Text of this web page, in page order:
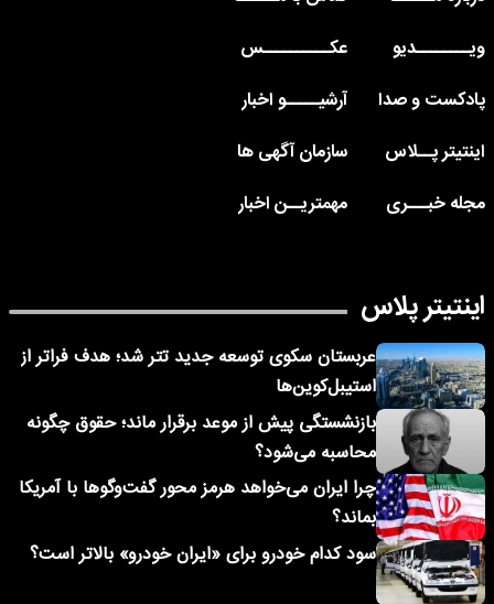
ویــــــــدیو
عکــــــــــس
پادکست و صدا
آرشیـــــو اخبار
اینتیتر پــلاس
سازمان آگهی ها
مجله خبـــری
مهمتریــن اخبار
اینتیتر پلاس
عربستان سکوی توسعه جدید تتر شد؛ هدف فراتر از
استیبل‌کوین‌ها
بازنشستگی پیش از موعد برقرار ماند؛ حقوق چگونه
محاسبه می‌شود؟
چرا ایران می‌خواهد هرمز محور گفت‌وگوها با آمریکا
بماند؟
سود کدام خودرو برای «ایران خودرو» بالاتر است؟